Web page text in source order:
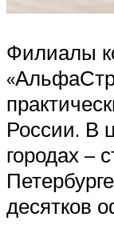
Филиалы
России. В
городах –
десятков